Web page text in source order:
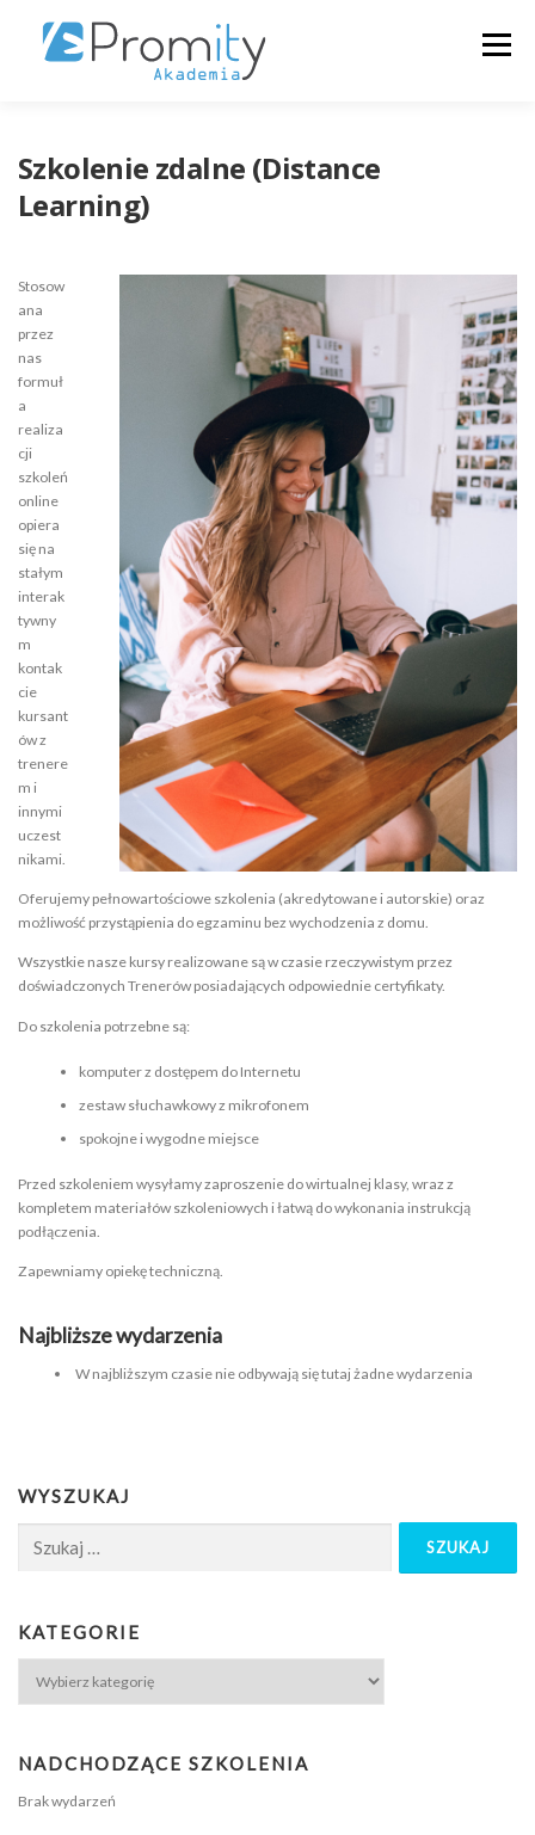
Menu
Szkolenie zdalne (Distance
Learning)
Stosow
ana
przez
nas
formuł
a
realiza
cji
szkoleń
online
opiera
się na
stałym
interak
tywny
m
kontak
cie
kursant
ów z
trenere
m i
innymi
uczest
nikami.
Oferujemy pełnowartościowe szkolenia (akredytowane i autorskie) oraz
możliwość przystąpienia do egzaminu bez wychodzenia z domu.
Wszystkie nasze kursy realizowane są w czasie rzeczywistym przez
doświadczonych Trenerów posiadających odpowiednie certyfikaty.
Do szkolenia potrzebne są:
komputer z dostępem do Internetu
zestaw słuchawkowy z mikrofonem
spokojne i wygodne miejsce
Przed szkoleniem wysyłamy zaproszenie do wirtualnej klasy, wraz z
kompletem materiałów szkoleniowych i łatwą do wykonania instrukcją
podłączenia.
Zapewniamy opiekę techniczną.
Najbliższe wydarzenia
W najbliższym czasie nie odbywają się tutaj żadne wydarzenia
WYSZUKAJ
KATEGORIE
NADCHODZĄCE SZKOLENIA
Brak wydarzeń